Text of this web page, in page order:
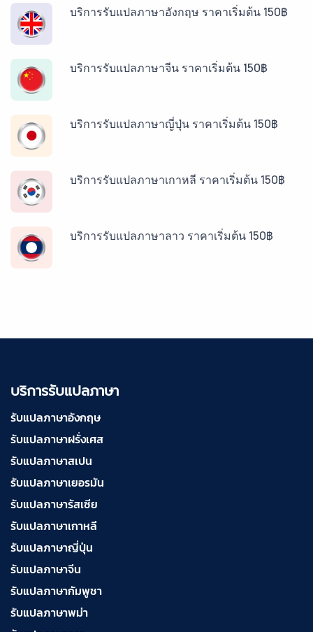
บริการรับแปลภาษาอังกฤษ ราคาเริ่มต้น 150฿
บริการรับแปลภาษาจีน ราคาเริ่มต้น 150฿
บริการรับแปลภาษาญี่ปุ่น ราคาเริ่มต้น 150฿
บริการรับแปลภาษาเกาหลี ราคาเริ่มต้น 150฿
บริการรับแปลภาษาลาว ราคาเริ่มต้น 150฿
บริการรับแปลภาษาฝรั่งเศส ราคาเริ่มต้น 150฿
บริการรับแปลภาษาเยอรมัน ราคาเริ่มต้น 150฿
บริการรับแปลภาษา
รับแปลภาษาอังกฤษ
รับแปลภาษาฝรั่งเศส
รับแปลภาษาสเปน
รับแปลภาษาเยอรมัน
รับแปลภาษารัสเซีย
รับแปลภาษาเกาหลี
รับแปลภาษาญี่ปุ่น
รับแปลภาษาจีน
รับแปลภาษากัมพูชา
รับแปลภาษาพม่า